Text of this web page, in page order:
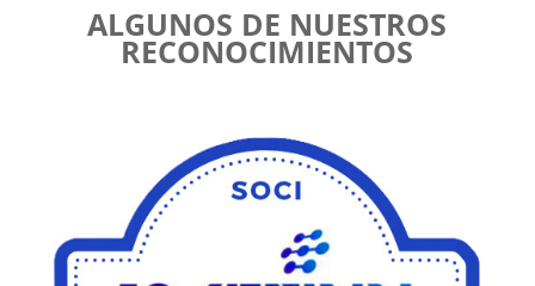
ALGUNOS DE NUESTROS
RECONOCIMIENTOS